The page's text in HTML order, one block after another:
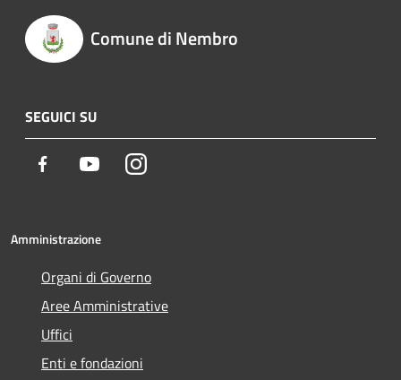
Comune di Nembro
SEGUICI SU
Facebook YoutubeInstagram
Amministrazione
Organi di Governo
Aree Amministrative
Uffici
Enti e fondazioni